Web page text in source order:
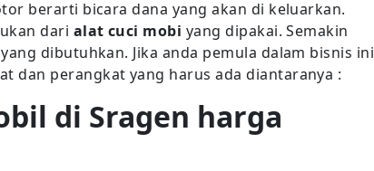
berarti bicara dana yang akan di keluarkan.
dari alat cuci mobi yang dipakai. Semakin
dibutuhkan. Jika anda pemula dalam bisnis ini
dan perangkat yang harus ada diantaranya :
di Sragen harga